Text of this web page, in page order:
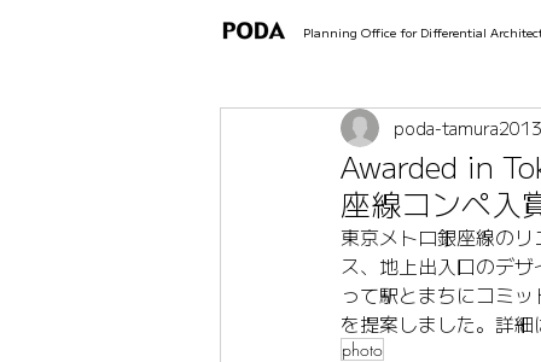
Planning Office for Differential
Awarded in
座線コンペ
poda-tamura
東京メトロ銀座線の
ス、地上出入口のデ
って駅とまちにコミ
を提案しました。詳細
photo